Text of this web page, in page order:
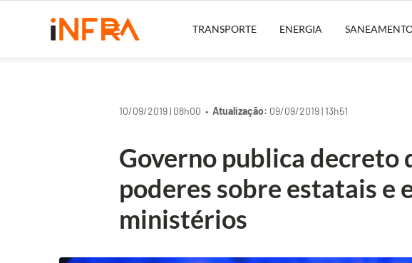
TRANSPORTE ENERGIA
10/09/2019 | 08h00 •Atualização: 09/09/2019 | 13h51
Governo publica decreto
poderes sobre estatais e
ministérios